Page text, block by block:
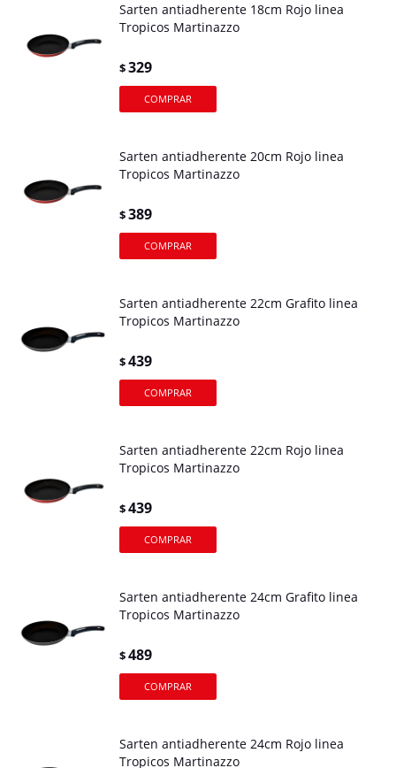
Sarten antiadherente 18cm Rojo linea
Tropicos Martinazzo
$329
Sarten antiadherente 20cm Rojo linea
Tropicos Martinazzo
$389
Sarten antiadherente 22cm Grafito linea
Tropicos Martinazzo
$439
Sarten antiadherente 22cm Rojo linea
Tropicos Martinazzo
$439
Sarten antiadherente 24cm Grafito linea
Tropicos Martinazzo
$489
Sarten antiadherente 24cm Rojo linea
Tropicos Martinazzo